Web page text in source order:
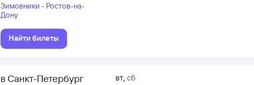
Зимовники - Ростов-на-
Дону
Найти билеты
в Санкт-Петербург вт, сб